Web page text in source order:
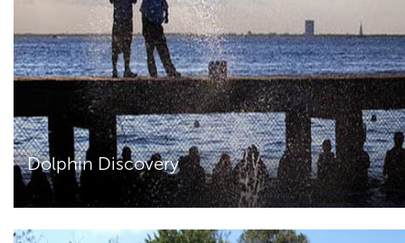
Dolphin Discovery